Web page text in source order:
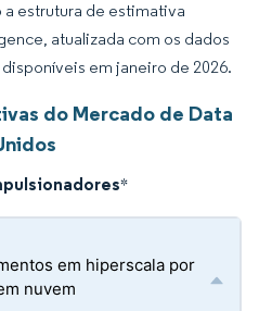
estrutura de estimativa
atualizada com os dados
em janeiro de 2026.
do Mercado de Data
*
em hiperscala por
nuvem